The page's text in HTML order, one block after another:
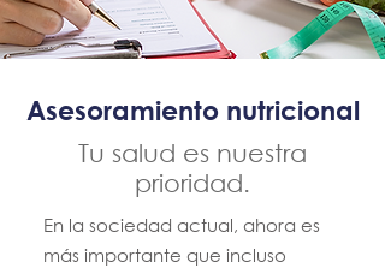
Asesoramiento nutricional
Tu salud es nuestra
prioridad.
En la sociedad actual, ahora es
más importante que incluso